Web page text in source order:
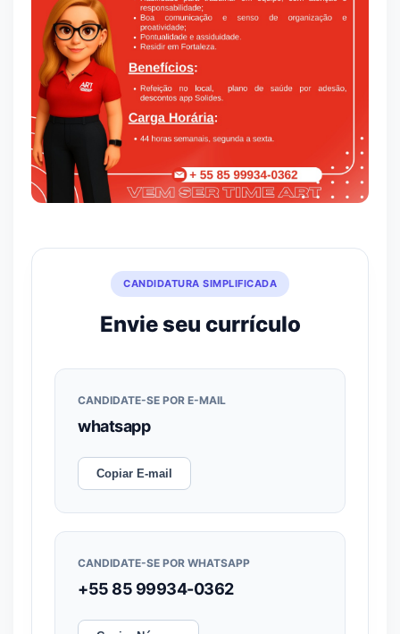
CANDIDATURA SIMPLIFICADA
Envie seu currículo
CANDIDATE-SE POR E-MAIL
whatsapp
Copiar E-mail
CANDIDATE-SE POR WHATSAPP
+55 85 99934-0362